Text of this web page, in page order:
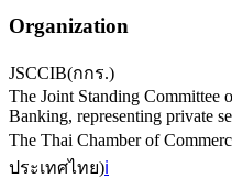
Organization
JSCCIB(กกร.)
The Joint Standing Committee
Banking, representing private
The Thai Chamber of
ประเทศไทย)ℹ️